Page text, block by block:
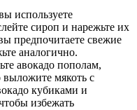
используете
сироп и нарежьте их
предпочитаете свежие
аналогично.
авокадо пополам,
выложите мякоть с
кубиками и
избежать